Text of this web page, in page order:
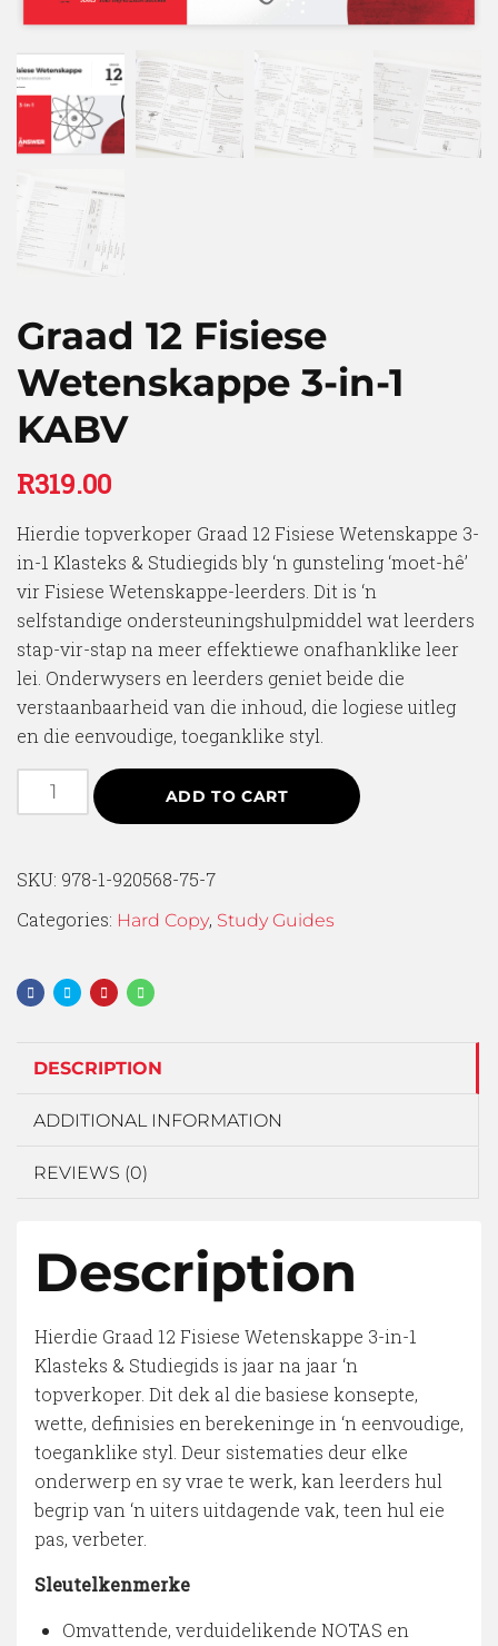
Graad 12 Fisiese
Wetenskappe 3-in-1
KABV
R319.00
Hierdie topverkoper Graad 12 Fisiese Wetenskappe 3-
in-1 Klasteks & Studiegids bly ‘n gunsteling ‘moet-hê’
vir Fisiese Wetenskappe-leerders. Dit is ‘n
selfstandige ondersteuningshulpmiddel wat leerders
stap-vir-stap na meer effektiewe onafhanklike leer
lei. Onderwysers en leerders geniet beide die
verstaanbaarheid van die inhoud, die logiese uitleg
en die eenvoudige, toeganklike styl.
ADD TO CART
SKU: 978-1-920568-75-7
Categories: Hard Copy, Study Guides
DESCRIPTION
ADDITIONAL INFORMATION
REVIEWS (0)
Description
Hierdie Graad 12 Fisiese Wetenskappe 3-in-1
Klasteks & Studiegids is jaar na jaar ‘n
topverkoper. Dit dek al die basiese konsepte,
wette, definisies en berekeninge in ‘n eenvoudige,
toeganklike styl. Deur sistematies deur elke
onderwerp en sy vrae te werk, kan leerders hul
begrip van ‘n uiters uitdagende vak, teen hul eie
pas, verbeter.
Sleutelkenmerke
Omvattende, verduidelikende NOTAS en